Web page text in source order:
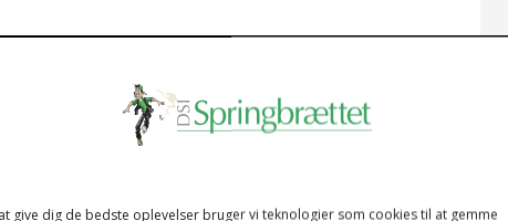
give dig de bedste oplevelser bruger vi teknologier som cookies til at gemme